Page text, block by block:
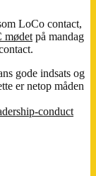
LoCo contact,
mødet på mandag
gode indsats og
er netop måden
conduct